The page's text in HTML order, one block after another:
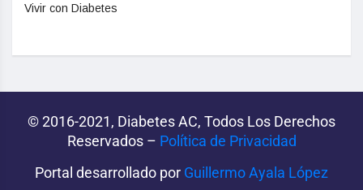
Vivir con Diabetes
© 2016-2021, Diabetes AC, Todos Los Derechos
Reservados – Política de Privacidad‌­
Portal desarrollado por Guillermo Ayala López